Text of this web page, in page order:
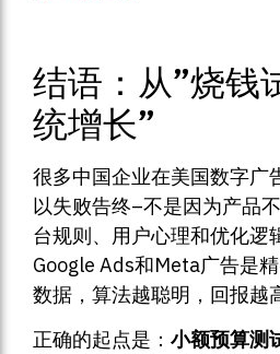
结语：从”烧钱
统增长”
很多中国企业在美国数字广
以失败告终–不是因为产品
台规则、用户心理和优化逻
Google Ads和Meta广告是
数据，算法越聪明，回报越
正确的起点是： 小额预算测